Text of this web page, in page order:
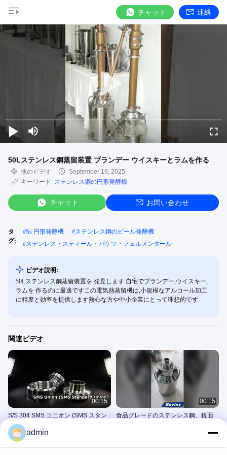
チャット 連絡
50Lステンレス鋼蒸留装置 ブランデー ウイスキーとラムを作る
他のビデオ
September 19, 2025
キーワード: ステンレス鋼の円形発酵機
チャット お問い合わせ
タ
グ:
#Ss 円形発酵機 #ステンレス鋼のビール発酵機
#ステンレス・スティール・バケツ・フェルメンタール
ビデオ説明:
50Lステンレス鋼蒸留装置を 発見します 自宅でブランデー,ウイスキー,
ラムを 作るのに最適ですこの電気熱蒸留機は,小規模なアルコール加工
に精度と効率を提供します熱心な方や中小企業にとって理想的です
関連ビデオ
00:15
S/S 304 SMS ユニオン (SMS スタン
ダード ユニオン)
ミルクマシン用スペアパーツ
00:15
食品グレードのステンレス鋼、鏡面
admin